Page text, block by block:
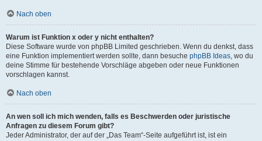
Nach oben
Warum ist Funktion x oder y nicht enthalten?
Diese Software wurde von phpBB Limited geschrieben. Wenn du denkst, dass
eine Funktion implementiert werden sollte, dann besuche phpBB Ideas, wo du
deine Stimme für bestehende Vorschläge abgeben oder neue Funktionen
vorschlagen kannst.
Nach oben
An wen soll ich mich wenden, falls es Beschwerden oder juristische
Anfragen zu diesem Forum gibt?
Jeder Administrator, der auf der „Das Team“-Seite aufgeführt ist, ist ein